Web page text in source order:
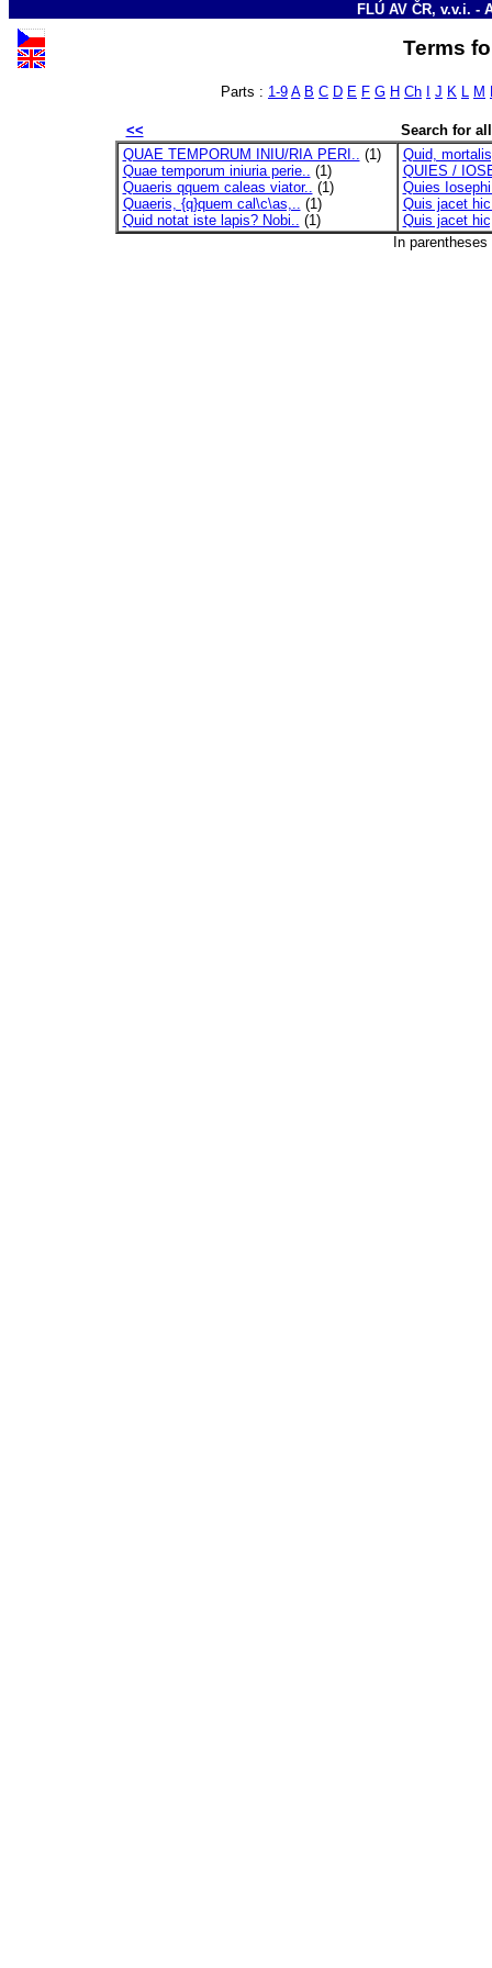
FLÚ AV ČR, v.v.i. -
Terms
Parts : 1-9 A B C D E F G H Ch J K L M
<<
Search for
QUAE TEMPORUM INIU/RIA PERI.. (1)
Quae temporum iniuria perie.. (1)
Quaeris qquem caleas viator.. (1)
Quaeris, {q}quem cal\c\as,.. (1)
Quid notat iste lapis? Nobi.. (1)
Quid,
QUIES /
Quies
Quis jacet
Quis jacet
In